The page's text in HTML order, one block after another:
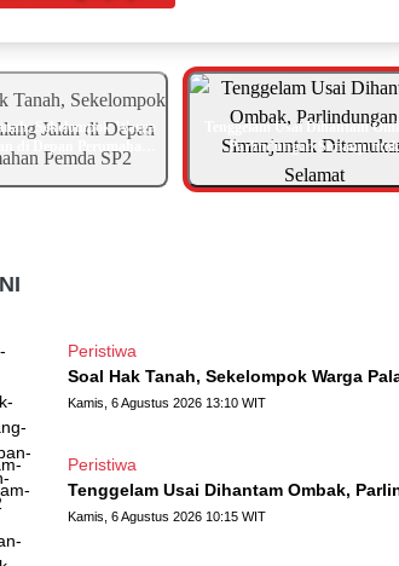
Sekelompok Warga
Pemda SP2
Tenggelam Usai Dihantam
Parlindungan Simanjuntak
Ditemukan Selamat
Peristiwa
Soal Hak Tanah, Sekelompok Warga
Kamis, 6 Agustus 2026 13:10 WIT
Peristiwa
Tenggelam Usai Dihantam Ombak,
Kamis, 6 Agustus 2026 10:15 WIT